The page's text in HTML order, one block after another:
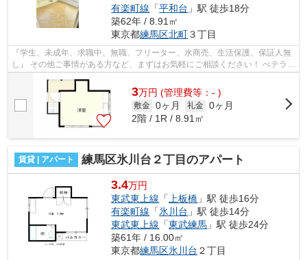
有楽町線 「平和台 」駅 徒歩18分
築62年 / 8.91㎡
東京都練馬区北町３丁目
『学生、未成年、求職中、無職、フリーター、水商売、生活保護、保証人無
し』 その他ご事情がある方など、まずはお気軽にご相談ください！ べテラン
スタッフが対応致しますのでご希望...
3万円 (管理費等：- )
敷金 0ヶ月 礼金 0ヶ月
2階 / 1R / 8.91㎡
賃貸 | アパート 練馬区氷川台２丁目のアパート
3.4万円
東武東上線 「上板橋 」駅 徒歩16分
有楽町線 「氷川台 」駅 徒歩14分
東武東上線 「東武練馬 」駅 徒歩24分
築61年 / 16.00㎡
東京都練馬区氷川台 ２丁目